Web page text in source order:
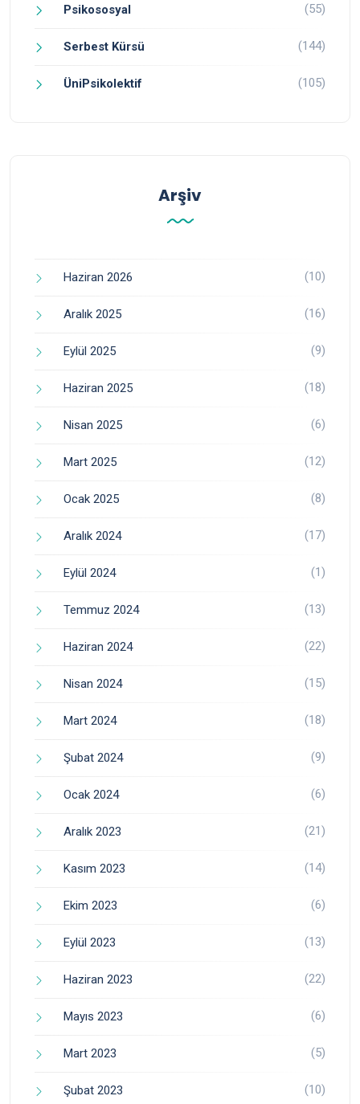
Psikososyal (55)
Serbest Kürsü (144)
ÜniPsikolektif (105)
Arşiv
Haziran 2026 (10)
Aralık 2025 (16)
Eylül 2025 (9)
Haziran 2025 (18)
Nisan 2025 (6)
Mart 2025 (12)
Ocak 2025 (8)
Aralık 2024 (17)
Eylül 2024 (1)
Temmuz 2024 (13)
Haziran 2024 (22)
Nisan 2024 (15)
Mart 2024 (18)
Şubat 2024 (9)
Ocak 2024 (6)
Aralık 2023 (21)
Kasım 2023 (14)
Ekim 2023 (6)
Eylül 2023 (13)
Haziran 2023 (22)
Mayıs 2023 (6)
Mart 2023 (5)
Şubat 2023 (10)